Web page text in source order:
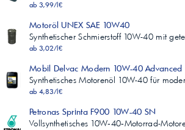
ab 3,99/l€
Motoröl UNEX SAE 10W40
Synthetischer Schmierstoff 10W-40 mit
ab 3,02/l€
Mobil Delvac Modern 10W-40 Advanced
Synthetisches Motorenöl 10W-40 für
ab 4,83/l€
Petronas Sprinta F900 10W-40 SN
Vollsynthetisches 10W‑40‑Motorrad-